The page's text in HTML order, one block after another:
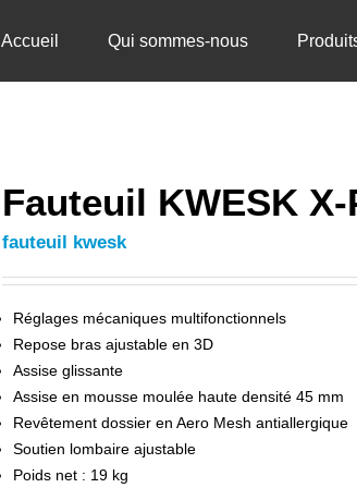
Accueil Qui sommes-nous
Fauteuil KWESK X-
fauteuil kwesk
Réglages mécaniques multifonctionnels
Repose bras ajustable en 3D
Assise glissante
Assise en mousse moulée haute densité 45 mm
Revêtement dossier en Aero Mesh antiallergique
Soutien lombaire ajustable
Poids net : 19 kg